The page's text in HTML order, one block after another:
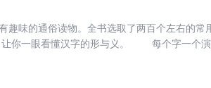
趣味的通俗读物。全书选取了两百个左右的
你一眼看懂汉字的形与义。 每个字一个